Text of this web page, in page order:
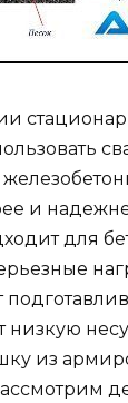
и
для
из